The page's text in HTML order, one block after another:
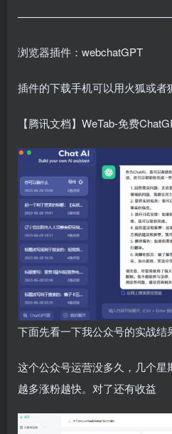
浏览器插件：webchatGPT
插件的下载手机可以用火狐或者
【腾讯文档】WeTab-免费
下面先看一下我公众号的实战结
这个公众号运营没多久，几个
越多涨粉越快。对了还有收益